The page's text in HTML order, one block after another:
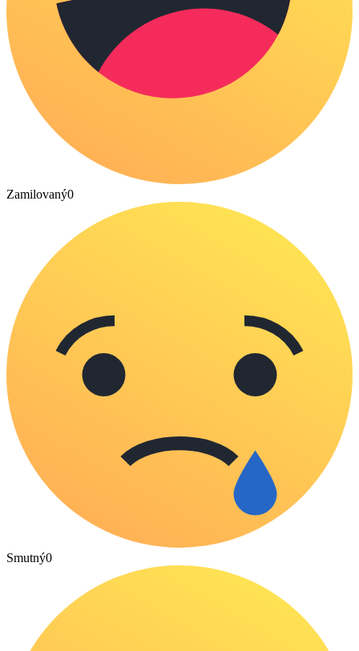
Zamilovaný0
Smutný0